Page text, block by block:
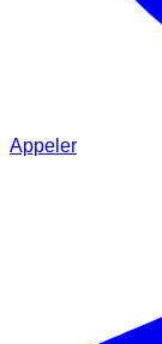
Appeler